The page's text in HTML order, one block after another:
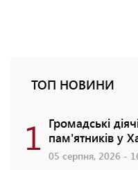
ТОП НОВИНИ
1 Громадські
пам'ятників у
05 серпня, 2026 -